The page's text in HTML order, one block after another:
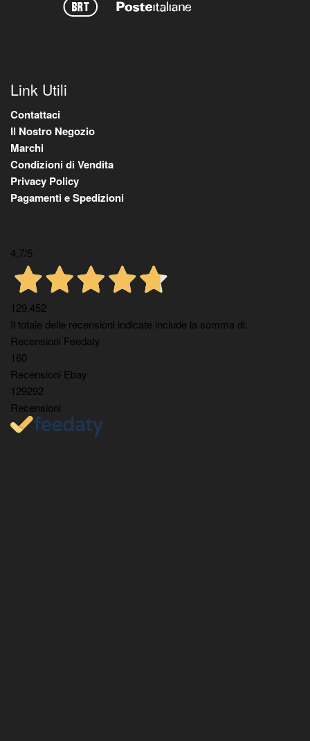
Link Utili
Contattaci
Il Nostro Negozio
Marchi
Condizioni di Vendita
Privacy Policy
Pagamenti e Spedizioni
4,7/5
129.452
Il totale delle recensioni indicate include la somma di:
Recensioni Feedaty
160
Recensioni Ebay
129292
Recensioni